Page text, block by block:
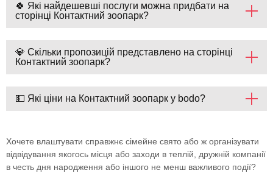
🍀 Які найдешевші послуги можна придбати на
сторінці Контактний зоопарк?
💎 Скільки пропозицій представлено на сторінці
Контактний зоопарк?
💵 Які ціни на Контактний зоопарк у bodo?
Хочете влаштувати справжнє сімейне свято або ж організувати
відвідування якогось місця або заходи в теплій, дружній компанії
в честь дня народження або іншого не менш важливого події?